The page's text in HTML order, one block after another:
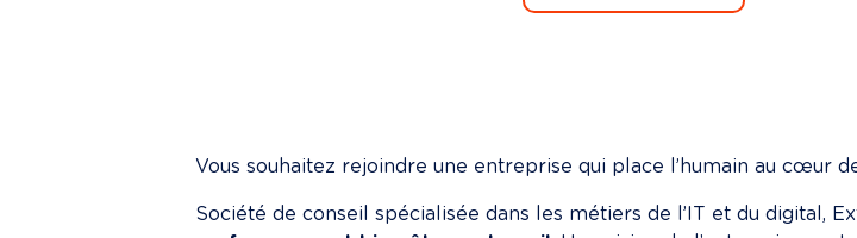
Vous souhaitez rejoindre une entreprise qui place l’humain au cœur
Société de conseil spécialisée dans les métiers de l’IT et du digital,